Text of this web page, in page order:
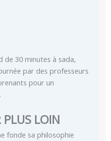
de 30 minutes à sada,
par des professeurs
pour un
PLUS LOIN
fonde sa philosophie